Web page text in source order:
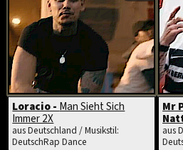
Loracio -Man Sieht Sich
Immer 2X
aus Deutschland / Musikstil:
DeutschRap Dance
Mr
aus